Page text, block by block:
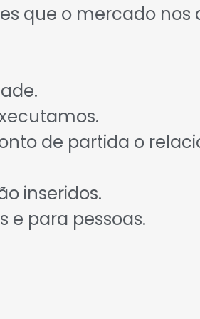
que o mercado nos
de partida o
inseridos.
e para pessoas.